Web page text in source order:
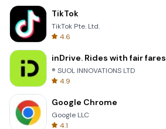
TikTok
TikTok Pte. Ltd.
4.6
inDrive. Rides with fair fares
® SUOL INNOVATIONS LTD
4.9
Google Chrome
Google LLC
4.1